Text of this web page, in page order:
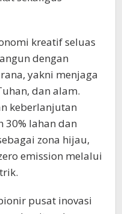
kreatif seluas
dengan
yakni menjaga
dan alam.
keberlanjutan
30% lahan dan
zona hijau,
emission melalui
pusat inovasi